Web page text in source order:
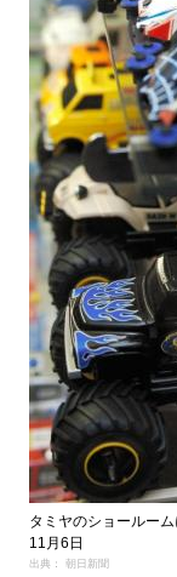
タミヤのショールー
11月6日
出典： 朝日新聞